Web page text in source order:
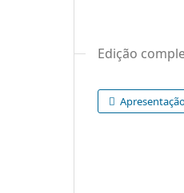
Edição